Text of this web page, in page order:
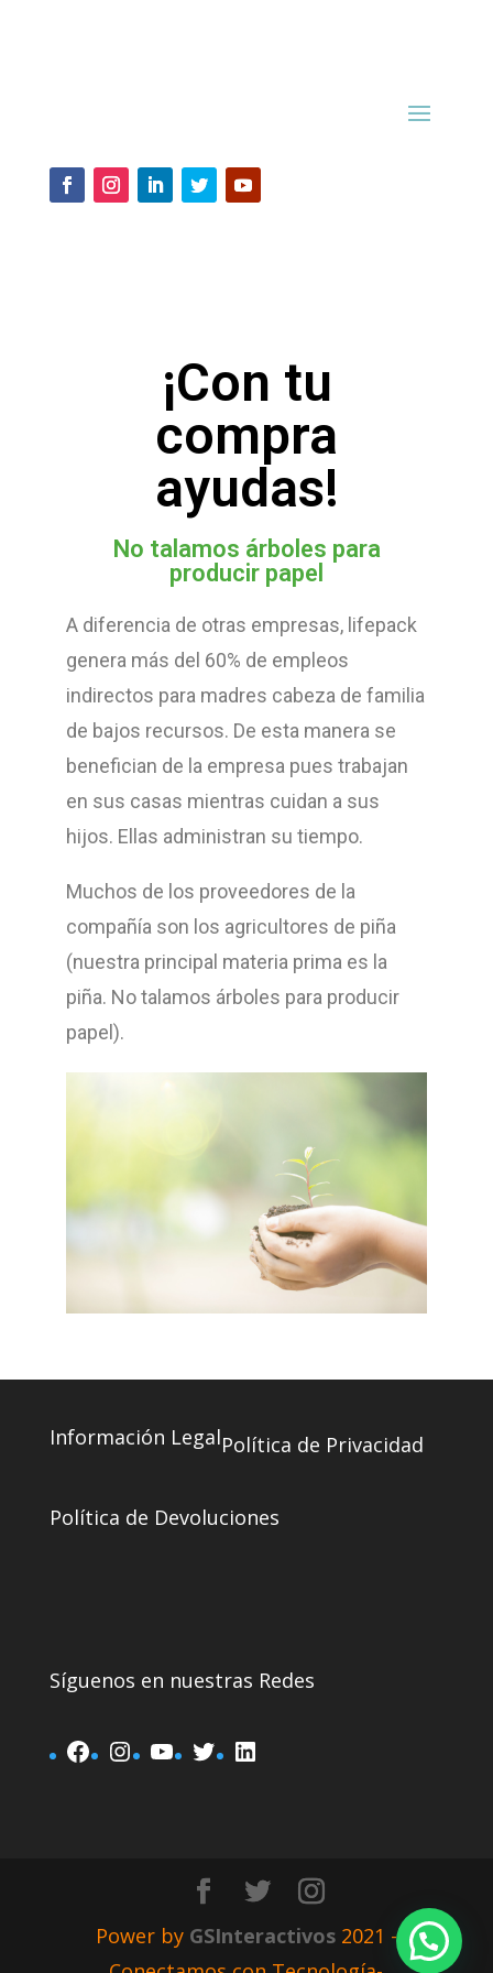
¡Con tu
compra
ayudas!
No talamos árboles para
producir papel
A diferencia de otras empresas, lifepack
genera más del 60% de empleos
indirectos para madres cabeza de familia
de bajos recursos. De esta manera se
benefician de la empresa pues trabajan
en sus casas mientras cuidan a sus
hijos. Ellas administran su tiempo.
Muchos de los proveedores de la
compañía son los agricultores de piña
(nuestra principal materia prima es la
piña. No talamos árboles para producir
papel).
Información LegalPolítica de Privacidad
Política de Devoluciones
Síguenos en nuestras Redes
Power by GSInteractivos2021 -